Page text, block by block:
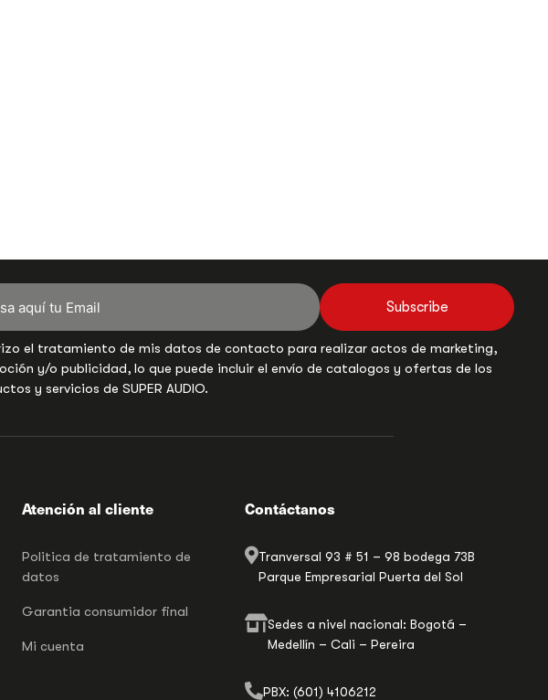
Subscribe
el tratamiento de mis datos de contacto para realizar actos de marketing,
y/o publicidad, lo que puede incluir el envío de catalogos y ofertas de los
y servicios de SUPER AUDIO.
Atención al cliente
Politica de tratamiento de
datos
Garantia consumidor final
Mi cuenta
Contáctanos
Tranversal 93 # 51 – 98 bodega 73B
Parque Empresarial Puerta del Sol
Sedes a nivel nacional: Bogotá –
Medellín – Cali – Pereira
PBX: (601) 4106212